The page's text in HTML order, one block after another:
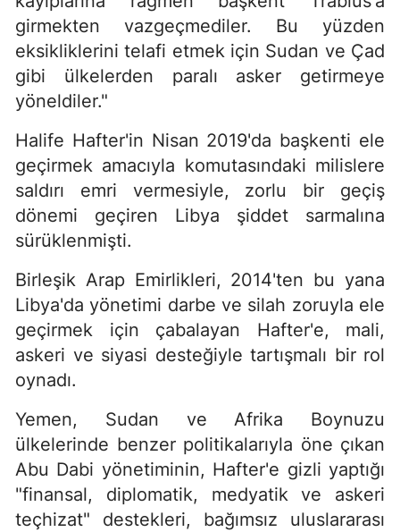
girmekten vazgeçmediler. Bu yüzden
eksikliklerini telafi etmek için Sudan ve Çad
gibi ülkelerden paralı asker getirmeye
yöneldiler."
Halife Hafter'in Nisan 2019'da başkenti ele
geçirmek amacıyla komutasındaki milislere
saldırı emri vermesiyle, zorlu bir geçiş
dönemi geçiren Libya şiddet sarmalına
sürüklenmişti.
Birleşik Arap Emirlikleri, 2014'ten bu yana
Libya'da yönetimi darbe ve silah zoruyla ele
geçirmek için çabalayan Hafter'e, mali,
askeri ve siyasi desteğiyle tartışmalı bir rol
oynadı.
Yemen, Sudan ve Afrika Boynuzu
ülkelerinde benzer politikalarıyla öne çıkan
Abu Dabi yönetiminin, Hafter'e gizli yaptığı
"finansal, diplomatik, medyatik ve askeri
teçhizat" destekleri, bağımsız uluslararası